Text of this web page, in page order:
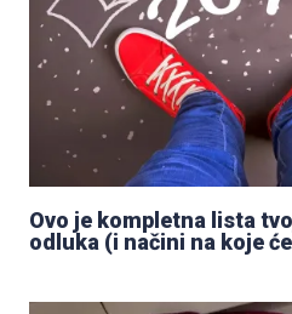
Ovo je kompletna lista
odluka (i načini na koje